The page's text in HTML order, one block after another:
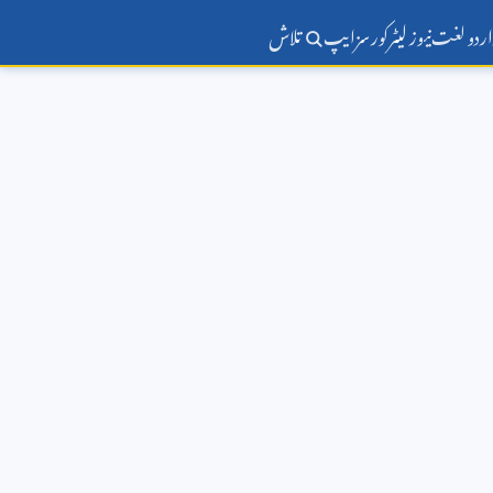
اردو لغتنیوز لیٹرکورسزایپ تلاش